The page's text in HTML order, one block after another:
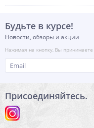
Будьте в курсе!
Новости, обзоры и акции
Нажимая на кнопку, Вы принимаете
Присоединяйтесь.